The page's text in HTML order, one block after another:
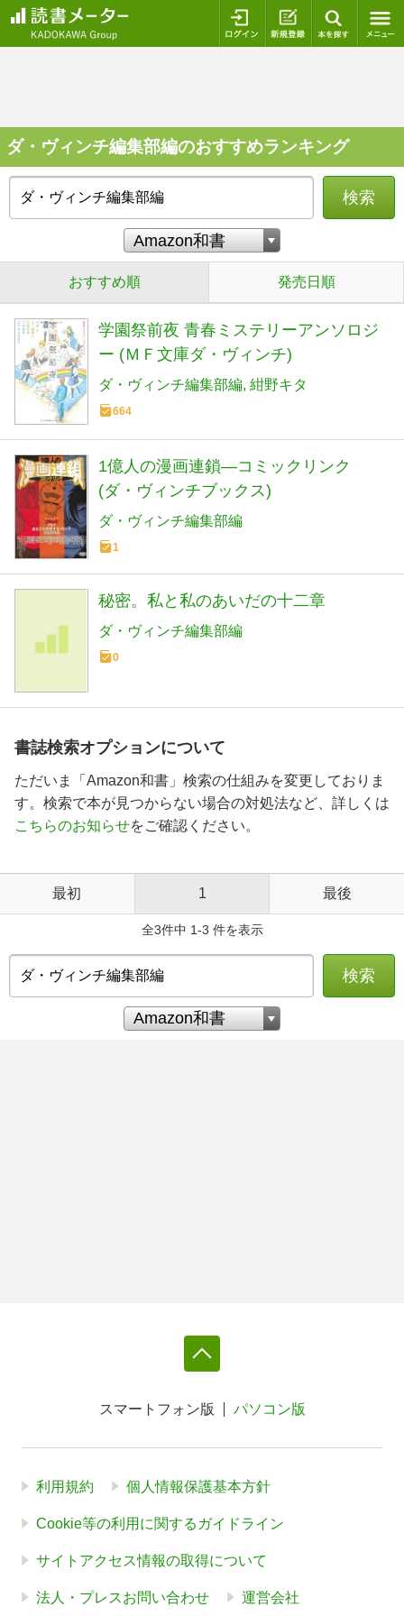
ログイン 新規登録
ダ・ヴィンチ編集部編のおすすめランキング
検索
おすすめ順 発売日順
学園祭前夜 青春ミステリーアンソロジ
ー (ＭＦ文庫ダ・ヴィンチ)
ダ・ヴィンチ編集部編 紺野キタ
664
1億人の漫画連鎖―コミックリンク
(ダ・ヴィンチブックス)
ダ・ヴィンチ編集部編
1
秘密。私と私のあいだの十二章
ダ・ヴィンチ編集部編
0
書誌検索オプションについて
ただいま「Amazon和書」検索の仕組みを変更しておりま
す。検索で本が見つからない場合の対処法など、詳しくは
こちらのお知らせをご確認ください。
最初 1 最後
全3件中 1-3 件を表示
検索
スマートフォン版 パソコン版
利用規約 個人情報保護基本方針
Cookie等の利用に関するガイドライン
サイトアクセス情報の取得について
法人・プレスお問い合わせ 運営会社